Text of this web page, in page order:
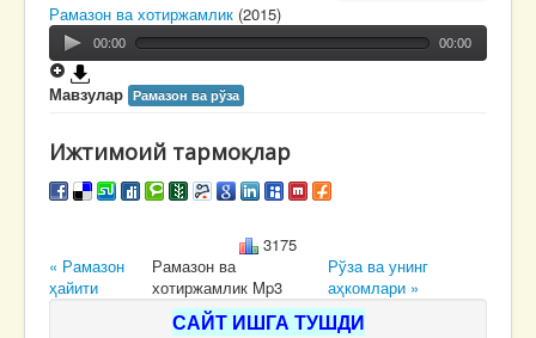
Рамазон ва хотиржамлик (2015)
00:00 00:00
Мавзулар Рамазон ва рўза
Ижтимоий тармоқлар
3175
« Рамазон
ҳайити
Рамазон ва
хотиржамлик Mp3
Рўза ва унинг
аҳкомлари »
САЙТ ИШГА ТУШДИ